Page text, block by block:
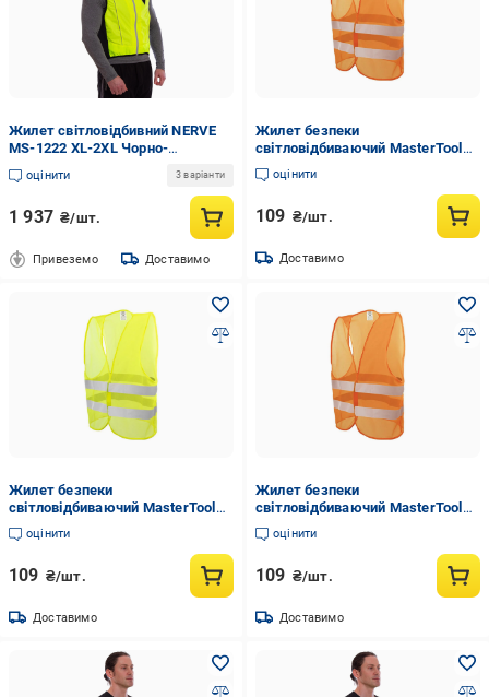
Жилет світловідбивний NERVE
MS-1222 XL-2XL Чорно-
салатовий (NA002927)
оцінити 3 варіанти
1 937 ₴/шт.
Привеземо Доставимо
Жилет безпеки
світловідбиваючий MasterTool
II-EN ISO 13688 EN ISO 20471 XL
Помаранчевий (83-0002)
оцінити
109 ₴/шт.
Доставимо
Жилет безпеки
світловідбиваючий MasterTool
II-EN ISO 13688 EN ISO 20471 XXL
Лимонний (83-0003)
оцінити
109 ₴/шт.
Доставимо
Жилет безпеки
світловідбиваючий MasterTool
II-EN ISO 13688 EN ISO 20471 XXL
Помаранчевий (83-0004)
оцінити
109 ₴/шт.
Доставимо